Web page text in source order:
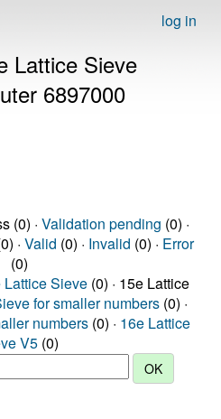
log in
Lattice Sieve
6897000
(0) · Validation pending (0) ·
· Valid (0) · Invalid (0) · Error
(0)
Lattice Sieve (0) · 15e Lattice
for smaller numbers (0) ·
numbers (0) · 16e Lattice
V5 (0)